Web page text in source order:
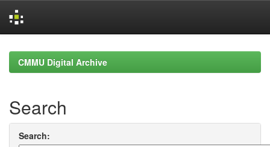
navigationCMMU Digital Archive
Search
Search: